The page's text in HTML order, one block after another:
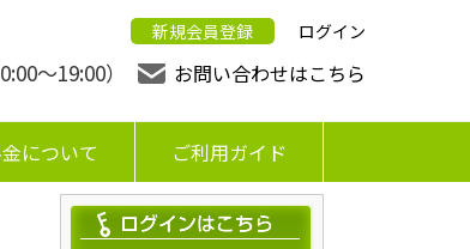
新規会員登録 ログイン
〜19:00） お問い合わせはこちら
について ご利用ガイド